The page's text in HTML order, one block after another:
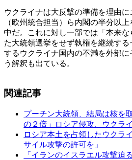
ウクライナは大反撃の準備を理由
（欧州統合担当）ら内閣の半分以
中だ。これに対し一部では「本来
た大統領選挙をせず執権を継続す
するウクライナ国内の不満を外部
う解釈も出ている。
関連記事
プーチン大統領、結局は核を
の２倍」ロシア侵攻、ウクラ
ロシア本土を占領したウクラ
サイル攻撃の許可を」
「イランのイスラエル攻撃